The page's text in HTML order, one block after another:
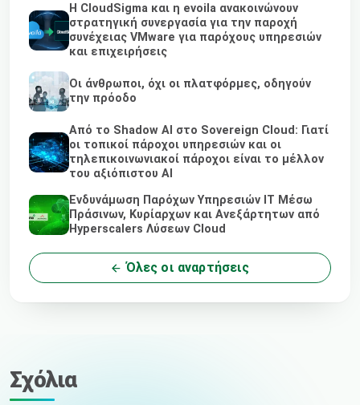
Η CloudSigma και η evoila ανακοινώνουν
στρατηγική συνεργασία για την παροχή
συνέχειας VMware για παρόχους υπηρεσιών
και επιχειρήσεις
Οι άνθρωποι, όχι οι πλατφόρμες, οδηγούν
την πρόοδο
Από το Shadow AI στο Sovereign Cloud: Γιατί
οι τοπικοί πάροχοι υπηρεσιών και οι
τηλεπικοινωνιακοί πάροχοι είναι το μέλλον
του αξιόπιστου AI
Ενδυνάμωση Παρόχων Υπηρεσιών IT Μέσω
Πράσινων, Κυρίαρχων και Ανεξάρτητων από
Hyperscalers Λύσεων Cloud
Όλες οι αναρτήσεις
Σχόλια